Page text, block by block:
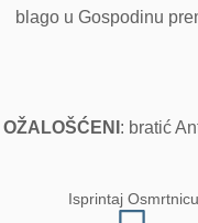
blago u Gospodinu
OŽALOŠĆENI : bratić
Isprintaj Osmrtnicu